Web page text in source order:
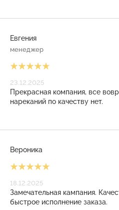
Евгения
менеджер
23.12.2025
Прекрасная компания, все
нареканий по качеству нет.
Вероника
18.12.2025
Замечательная кампания.
быстрое исполнение заказа.